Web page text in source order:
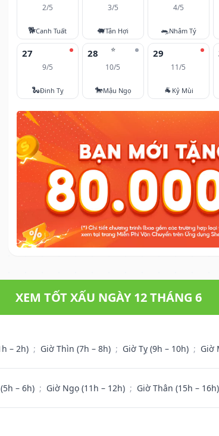
2/5
🐕Canh Tuất
3/5
🐖Tân Hợi
4/5
🐀Nhâm Tý
27
9/5
🐍Đinh Tỵ
⭐
28
10/5
🐎Mậu Ngọ
29
11/5
🐐 Kỷ Mùi
XEM TỐT XẤU NGÀY 12 THÁNG 6
– 2h) ; Giờ Thìn (7h – 8h) ; Giờ Tỵ (9h – 10h) ; Giờ
– 6h) ; Giờ Ngọ (11h – 12h) ; Giờ Thân (15h – 16h)